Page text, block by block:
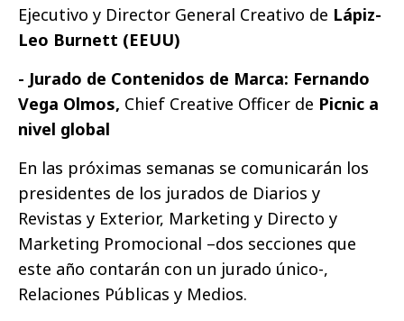
Ejecutivo y Director General Creativo de Lápiz-
Leo Burnett (EEUU)
- Jurado de Contenidos de Marca: Fernando
Vega Olmos, Chief Creative Officer de Picnic a
nivel global
En las próximas semanas se comunicarán los
presidentes de los jurados de Diarios y
Revistas y Exterior, Marketing y Directo y
Marketing Promocional –dos secciones que
este año contarán con un jurado único-,
Relaciones Públicas y Medios.